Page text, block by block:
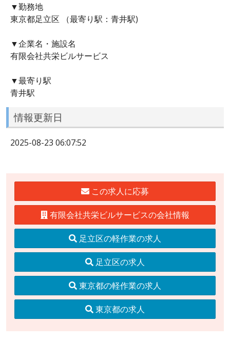
▼勤務地
東京都足立区 （最寄り駅：青井駅)
▼企業名・施設名
有限会社共栄ビルサービス
▼最寄り駅
青井駅
情報更新日
2025-08-23 06:07:52
この求人に応募
有限会社共栄ビルサービスの会社情報
足立区の軽作業の求人
足立区の求人
東京都の軽作業の求人
東京都の求人